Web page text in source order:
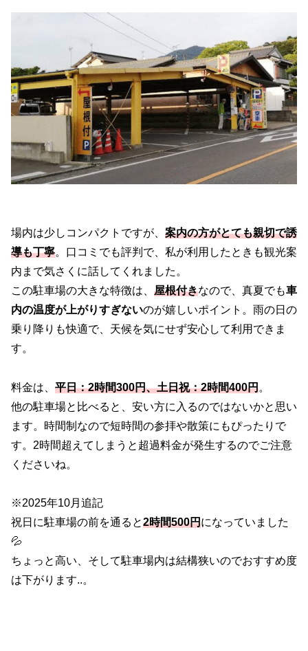
場内は少しコンパクトですが、 案内の方がとても親切で誘
導も丁寧。口コミでも評判で、私が利用したときも観光案
内まで気さくに話してくれました。
この駐車場の大きな特徴は、 屋根付きなので、真夏でも車
内の温度が上がりすぎないのが嬉しいポイント。雨の日の
乗り降りも快適で、天候を気にせず安心して利用できま
す。
料金は、 平日：2時間300円、土日祝：2時間400円。
他の駐車場と比べると、安い方に入るのではないかと思い
ます。時間制なので短時間の参拝や散策にもぴったりで
す。2時間超えてしまうと超過料金が発生するのでご注意
くださいね。
※2025年10月追記
祝日に駐車場の前を通ると2時間500円になっていました
💦
ちょっと高い、そして駐車場内は結構狭いのでおすすめ度
は下がります..。